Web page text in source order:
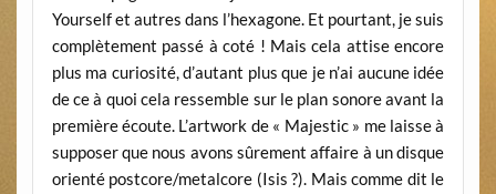
Yourself et autres dans l’hexagone. Et pourtant, je suis
complètement passé à coté ! Mais cela attise encore
plus ma curiosité, d’autant plus que je n’ai aucune idée
de ce à quoi cela ressemble sur le plan sonore avant la
première écoute. L’artwork de « Majestic » me laisse à
supposer que nous avons sûrement affaire à un disque
orienté postcore/metalcore (Isis ?). Mais comme dit le